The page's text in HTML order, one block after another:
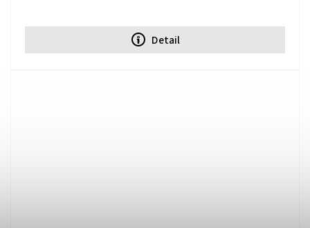
Detail